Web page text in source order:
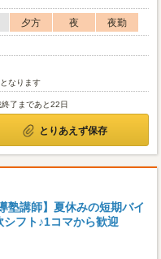
夕方 夜
夜勤
なります
終了まであと22日
とりあえず保存
塾講師】夏休みの短期バイ
フト♪1コマから歓迎